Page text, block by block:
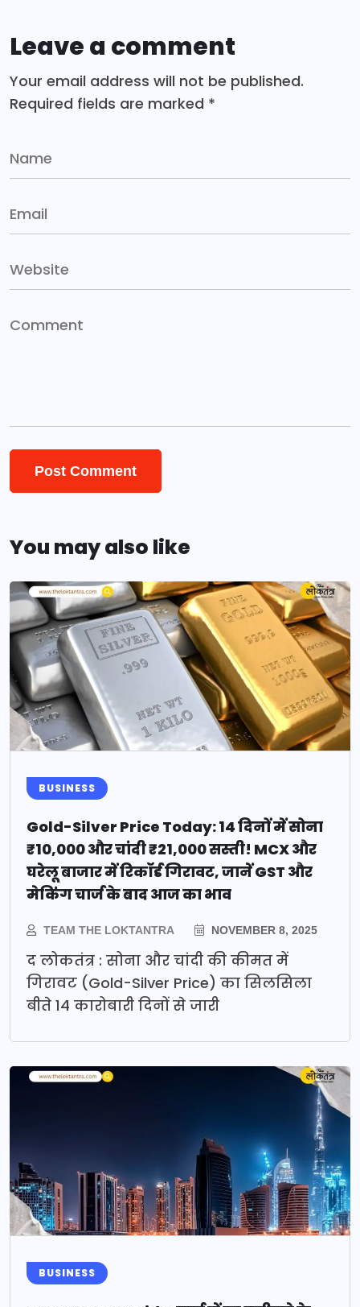
Leave a comment
Your email address will not be published.
Required fields are marked *
You may also like
BUSINESS
Gold-Silver Price Today: 14 दिनों में सोना
₹10,000 और चांदी ₹21,000 सस्ती! MCX और
घरेलू बाजार में रिकॉर्ड गिरावट, जानें GST और
मेकिंग चार्ज के बाद आज का भाव
TEAM THE LOKTANTRA NOVEMBER 8, 2025
द लोकतंत्र : सोना और चांदी की कीमत में
गिरावट (Gold-Silver Price) का सिलसिला
बीते 14 कारोबारी दिनों से जारी
BUSINESS